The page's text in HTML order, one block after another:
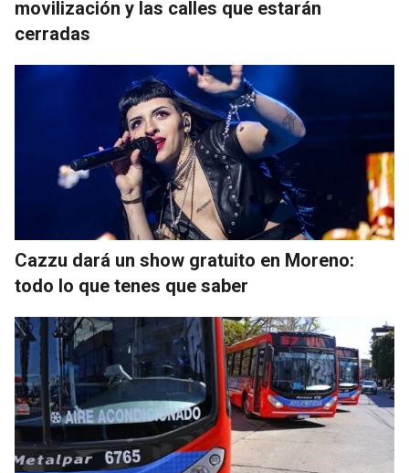
movilización y las calles que estarán
cerradas
Cazzu dará un show gratuito en Moreno:
todo lo que tenes que saber